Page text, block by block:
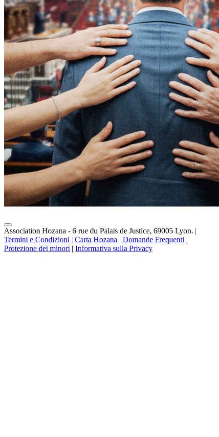
Association Hozana - 6 rue du Palais de Justice, 69005 Lyon.
Termini e Condizioni
Carta Hozana Domande Frequenti
Protezione dei minori
Informativa sulla Privacy